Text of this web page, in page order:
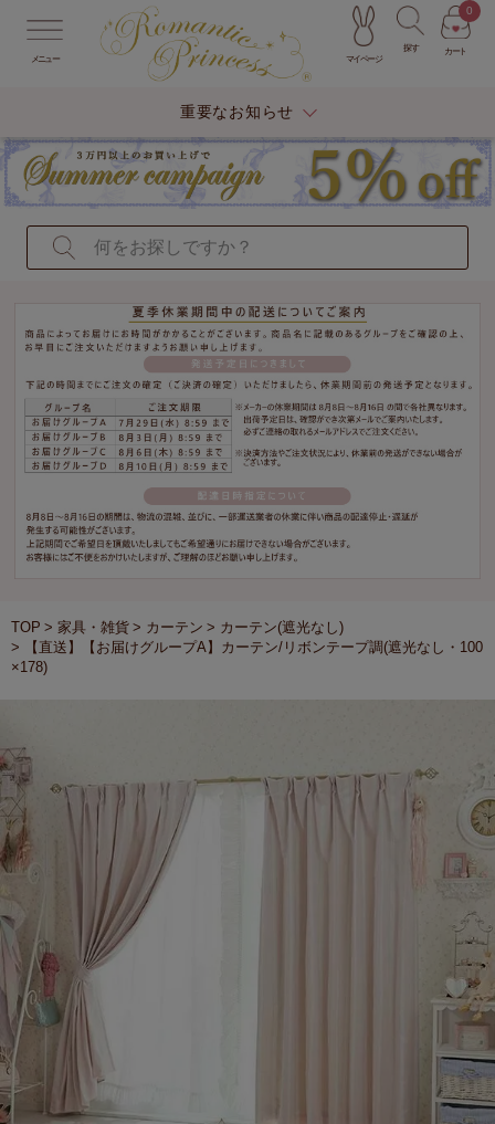
メニュー マイページ
探す カート
0
重要なお知らせ
TOP 家具・雑貨 カーテン
カーテン(遮光なし)
【直送】【お届けグループA】カーテン/リボンテープ調(遮光なし・100
×178)